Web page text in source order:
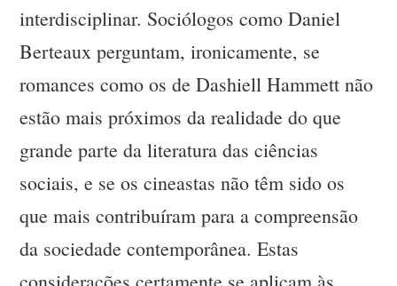
interdisciplinar. Sociólogos como Daniel
Berteaux perguntam, ironicamente, se
romances como os de Dashiell Hammett não
estão mais próximos da realidade do que
grande parte da literatura das ciências
sociais, e se os cineastas não têm sido os
que mais contribuíram para a compreensão
da sociedade contemporânea. Estas